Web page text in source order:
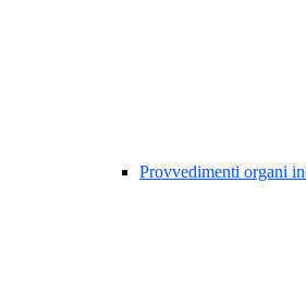
Provvedimenti organi